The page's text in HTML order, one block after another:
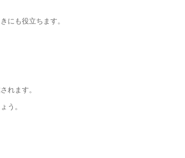
にも役立ちます。
れます。
う。